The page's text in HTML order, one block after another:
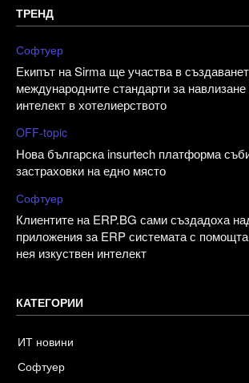
ТРЕНД
Софтуер
Екипът на Sirma ще участва в
международните стандарти за навлизане
интелект в хотелиерството
OFF-topic
Нова българска insurtech платформа
застраховки на едно място
Софтуер
Клиентите на ERP.BG сами създадоха
приложения за ERP системата с
нея изкуствен интелект
КАТЕГОРИИ
ИТ новини
Софтуер